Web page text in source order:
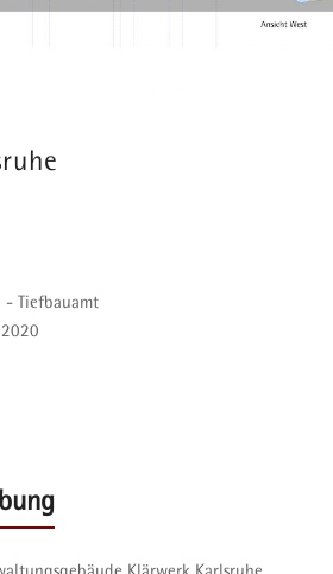
- Tiefbauamt
Klärwerk Karlsruhe